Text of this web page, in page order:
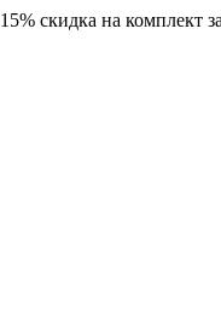
15% скидка на комплект